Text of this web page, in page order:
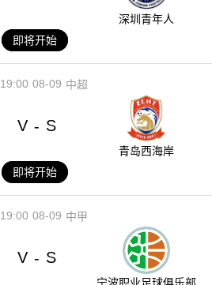
深圳青年人
即将开始
08-09
19:00 中超
V - S
青岛西海岸
即将开始
08-09
19:00 中甲
V - S
宁波职业足球俱乐部